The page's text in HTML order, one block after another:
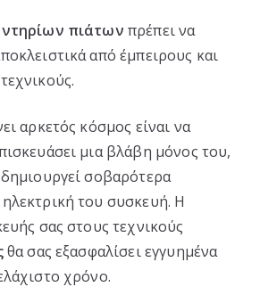
πιάτων πρέπει να
από έμπειρους και
αρκετός κόσμος είναι να
μια βλάβη μόνος του,
σοβαρότερα
του συσκευή. Η
σας στους τεχνικούς
θα σας εξασφαλίσει εγγυημένα
χρόνο.